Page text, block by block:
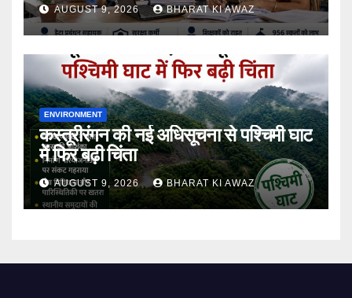
AUGUST 9, 2026 BHARAT KI AWAZ
ENVIRONMENT
कस्तूरीरंगन की नई अधिसूचना से पश्चिमी घाट
में फिर बढ़ी चिंता
AUGUST 9, 2026 BHARAT KI AWAZ